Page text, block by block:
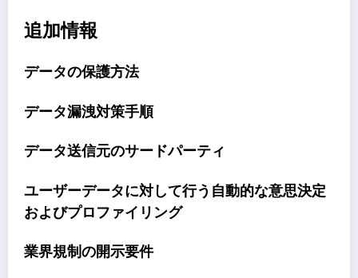
追加情報
データの保護方法
データ漏洩対策手順
データ送信元のサードパーティ
ユーザーデータに対して行う自動的な意思決定
およびプロファイリング
業界規制の開示要件